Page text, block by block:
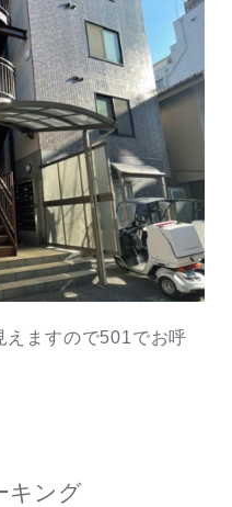
ますので501でお呼
キング